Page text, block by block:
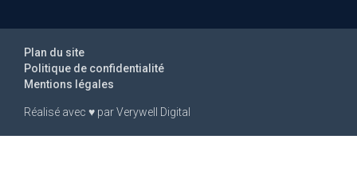
Réalisé avec ♥ parVerywell Digital
Mentions légales
Politique de confidentialité
Plan du site